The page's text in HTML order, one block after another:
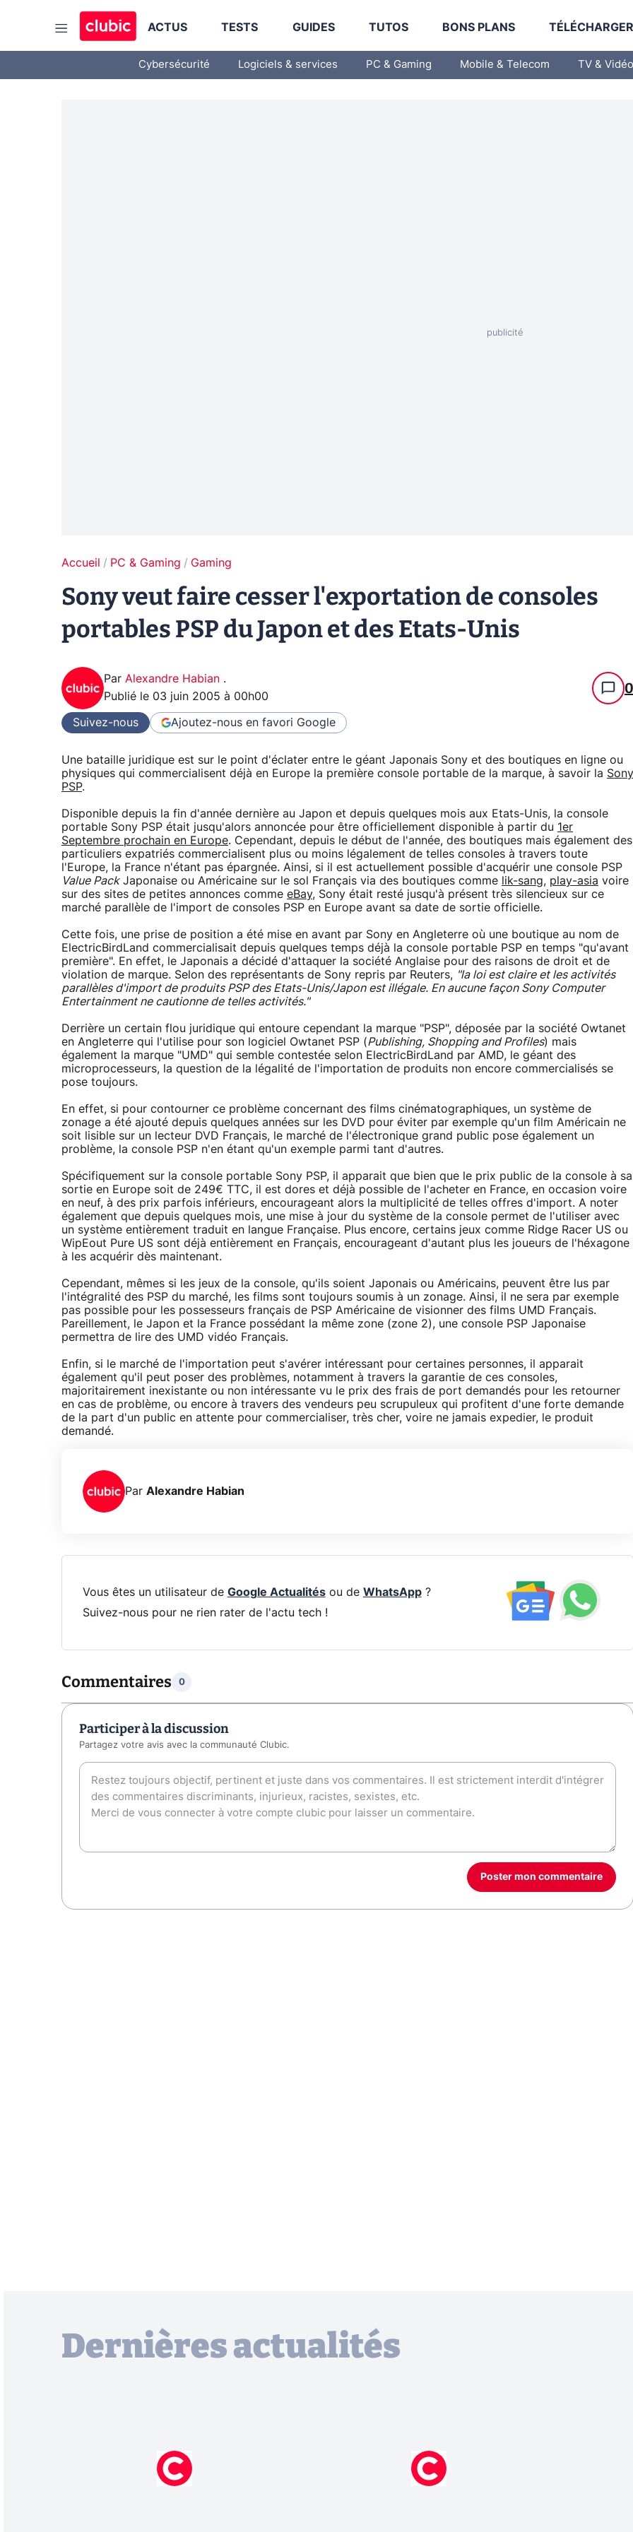
ACTUS TESTS GUIDES TUTOS BONS PLANS
Cybersécurité Logiciels & services PC & Gaming Mobile & Telecom TV & Vidéo
Accueil PC & Gaming Gaming
Sony veut faire cesser l'exportation de consoles
portables PSP du Japon et des Etats-Unis
Par Alexandre Habian .
Publié le 03 juin 2005 à 00h00 0
Suivez-nous Ajoutez-nous en favori Google
Une bataille juridique est sur le point d'éclater entre le géant Japonais Sony et des boutiques en ligne ou
physiques qui commercialisent déjà en Europe la première console portable de la marque, à savoir la Sony
PSP.
Disponible depuis la fin d'année dernière au Japon et depuis quelques mois aux Etats-Unis, la console
portable Sony PSP était jusqu'alors annoncée pour être officiellement disponible à partir du 1er
Septembre prochain en Europe. Cependant, depuis le début de l'année, des boutiques mais également des
particuliers expatriés commercialisent plus ou moins légalement de telles consoles à travers toute
l'Europe, la France n'étant pas épargnée. Ainsi, si il est actuellement possible d'acquérir une console PSP
Value PackJaponaise ou Américaine sur le sol Français via des boutiques comme lik-sang, play-asia voire
sur des sites de petites annonces comme eBay, Sony était resté jusqu'à présent très silencieux sur ce
marché parallèle de l'import de consoles PSP en Europe avant sa date de sortie officielle.
Cette fois, une prise de position a été mise en avant par Sony en Angleterre où une boutique au nom de
ElectricBirdLand commercialisait depuis quelques temps déjà la console portable PSP en temps "qu'avant
première". En effet, le Japonais a décidé d'attaquer la société Anglaise pour des raisons de droit et de
violation de marque. Selon des représentants de Sony repris par Reuters, "la loi est claire et les activités
parallèles d'import de produits PSP des Etats-Unis/Japon est illégale. En aucune façon Sony Computer
Entertainment ne cautionne de telles activités."
Derrière un certain flou juridique qui entoure cependant la marque "PSP", déposée par la société Owtanet
en Angleterre qui l'utilise pour son logiciel Owtanet PSP (Publishing, Shopping and Profiles) mais
également la marque "UMD" qui semble contestée selon ElectricBirdLand par AMD, le géant des
microprocesseurs, la question de la légalité de l'importation de produits non encore commercialisés se
pose toujours.
En effet, si pour contourner ce problème concernant des films cinématographiques, un système de
zonage a été ajouté depuis quelques années sur les DVD pour éviter par exemple qu'un film Américain ne
soit lisible sur un lecteur DVD Français, le marché de l'électronique grand public pose également un
problème, la console PSP n'en étant qu'un exemple parmi tant d'autres.
Spécifiquement sur la console portable Sony PSP, il apparait que bien que le prix public de la console à sa
sortie en Europe soit de 249€ TTC, il est dores et déjà possible de l'acheter en France, en occasion voire
en neuf, à des prix parfois inférieurs, encourageant alors la multiplicité de telles offres d'import. A noter
également que depuis quelques mois, une mise à jour du système de la console permet de l'utiliser avec
un système entièrement traduit en langue Française. Plus encore, certains jeux comme Ridge Racer US ou
WipEout Pure US sont déjà entièrement en Français, encourageant d'autant plus les joueurs de l'héxagone
à les acquérir dès maintenant.
Cependant, mêmes si les jeux de la console, qu'ils soient Japonais ou Américains, peuvent être lus par
l'intégralité des PSP du marché, les films sont toujours soumis à un zonage. Ainsi, il ne sera par exemple
pas possible pour les possesseurs français de PSP Américaine de visionner des films UMD Français.
Pareillement, le Japon et la France possédant la même zone (zone 2), une console PSP Japonaise
permettra de lire des UMD vidéo Français.
Enfin, si le marché de l'importation peut s'avérer intéressant pour certaines personnes, il apparait
également qu'il peut poser des problèmes, notamment à travers la garantie de ces consoles,
majoritairement inexistante ou non intéressante vu le prix des frais de port demandés pour les retourner
en cas de problème, ou encore à travers des vendeurs peu scrupuleux qui profitent d'une forte demande
de la part d'un public en attente pour commercialiser, très cher, voire ne jamais expedier, le produit
demandé.
Par Alexandre Habian
Vous êtes un utilisateur de Google Actualitésou de WhatsApp?
Suivez-nous pour ne rien rater de l'actu tech !
Commentaires 0
Participer à la discussion
Partagez votre avis avec la communauté Clubic.
Poster mon commentaire
Dernières actualités